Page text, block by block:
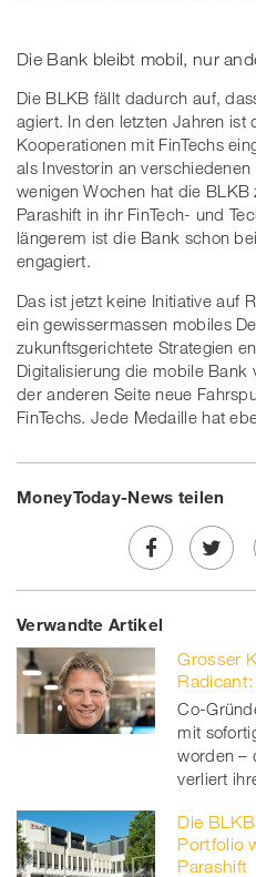
Die Bank bleibt mobil, nur
Die BLKB fällt dadurch auf,
agiert. In den letzten Jahren ist
Kooperationen mit FinTechs
als Investorin an
wenigen Wochen hat die
Parashift in ihr FinTech- und
längerem ist die Bank schon
engagiert.
Das ist jetzt keine Initiative auf
ein gewissermassen mobiles
zukunftsgerichtete Strategien
Digitalisierung die mobile Bank
der anderen Seite neue
FinTechs. Jede Medaille hat
MoneyToday-News teilen
Share
on
Facebook
Twe
on
twitt
er
Verwandte Artikel
Grosser
Co-
mit
worden –
verliert
Die
Portfolio
Parashift